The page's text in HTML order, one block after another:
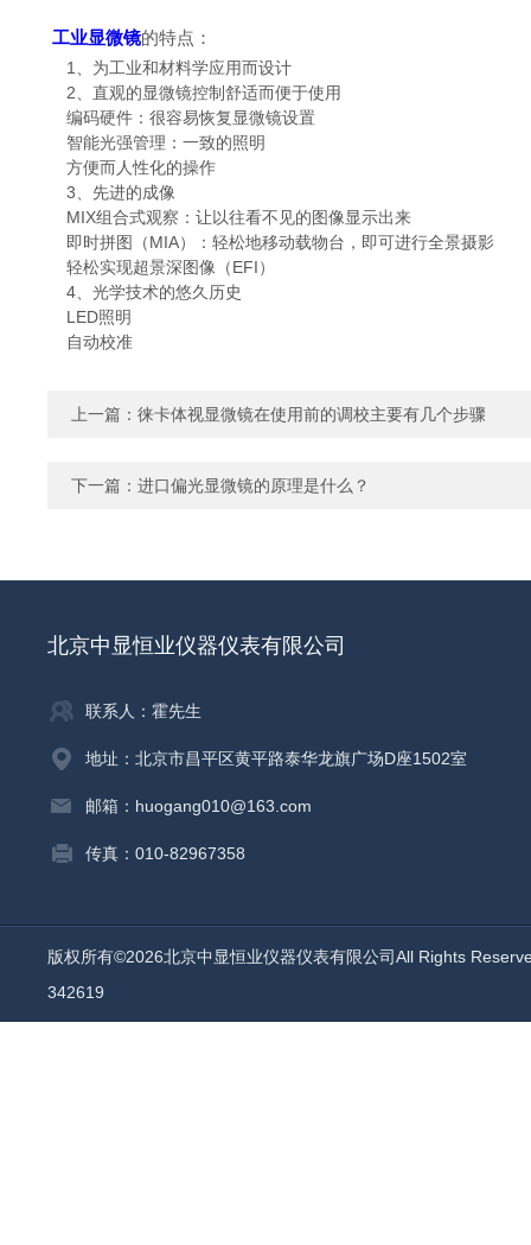
工业显微镜的特点：
1、为工业和材料学应用而设计
2、直观的显微镜控制舒适而便于使用
编码硬件：很容易恢复显微镜设置
智能光强管理：一致的照明
方便而人性化的操作
3、先进的成像
MIX组合式观察：让以往看不见的图像显示出来
即时拼图（MIA）：轻松地移动载物台，即可进行全景摄影
轻松实现超景深图像（EFI）
4、光学技术的悠久历史
LED照明
自动校准
上一篇： 徕卡体视显微镜在使用前的调校主要有几个步骤
下一篇： 进口偏光显微镜的原理是什么？
北京中显恒业仪器仪表有限公司
联系人：霍先生
地址：北京市昌平区黄平路泰华龙旗广场D座1502室
邮箱：huogang010@163.com
传真：010-82967358
版权所有©2026北京中显恒业仪器仪表有限公司All Rights
342619